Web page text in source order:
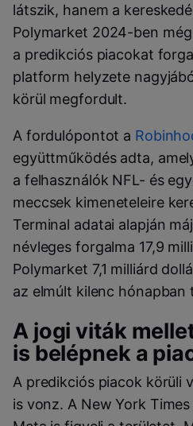
látszik, hanem a
Polymarket 2024-ben
a predikciós piacokat
platform helyzete
körül megfordult.
A fordulópontot a
együttműködés adta,
a felhasználók NFL- és
meccsek kimeneteleire
Terminal adatai alapján
névleges forgalma 17,9
Polymarket 7,1 milliárd
az elmúlt kilenc hónapban
A jogi viták
is belépnek a
A predikciós piacok körüli
is vonz. A New York